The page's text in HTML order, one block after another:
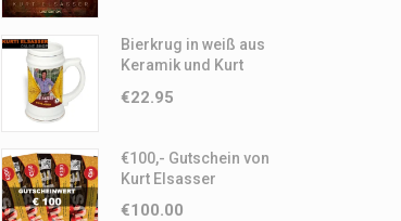
Bierkrug in weiß aus
Keramik und Kurt
€22.95
€100,- Gutschein von
Kurt Elsasser
€100.00